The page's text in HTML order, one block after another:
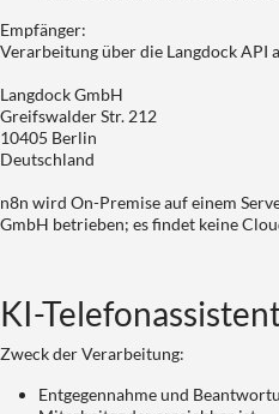
Empfänger:
Verarbeitung über die Langdock API
Langdock GmbH
Greifswalder Str. 212
10405 Berlin
Deutschland
n8n wird On-Premise auf einem
GmbH betrieben; es findet keine
KI-
Zweck der Verarbeitung:
Entgegennahme und